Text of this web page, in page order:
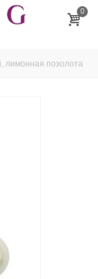
0
лимонная позолота